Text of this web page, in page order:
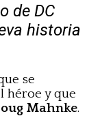
de DC
historia
se
héroe y que
Mahnke.